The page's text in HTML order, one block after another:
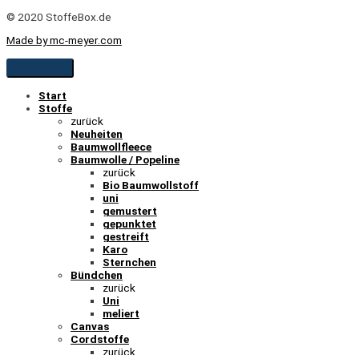
© 2020 StoffeBox.de
Made by mc-meyer.com
Start
Stoffe
zurück
Neuheiten
Baumwollfleece
Baumwolle / Popeline
zurück
Bio Baumwollstoff
uni
gemustert
gepunktet
gestreift
Karo
Sternchen
Bündchen
zurück
Uni
meliert
Canvas
Cordstoffe
zurück